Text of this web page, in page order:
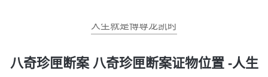
人生就是博尊龙凯时
八奇珍匣断案 八奇珍匣断案证物位置 -人生